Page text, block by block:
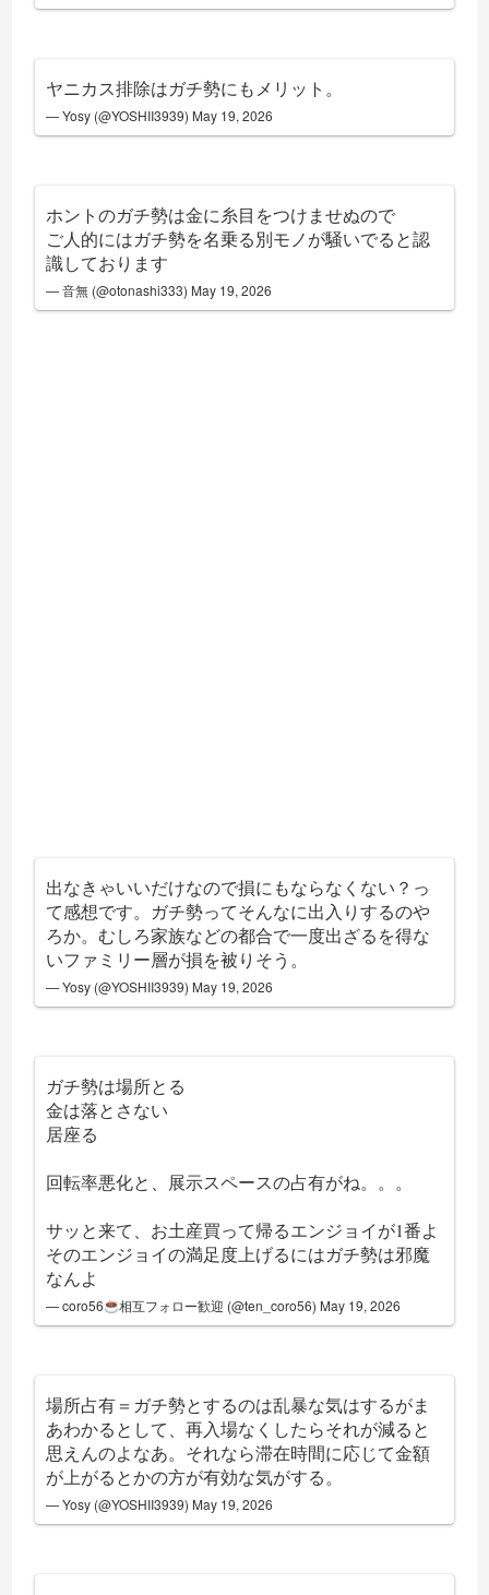
ヤニカス排除はガチ勢にもメリット。
— Yosy (@YOSHII3939) May 19, 2026
ホントのガチ勢は金に糸目をつけませぬので
ご人的にはガチ勢を名乗る別モノが騒いでると認
識しております
— 音無 (@otonashi333) May 19, 2026
出なきゃいいだけなので損にもならなくない？っ
て感想です。ガチ勢ってそんなに出入りするのや
ろか。むしろ家族などの都合で一度出ざるを得な
いファミリー層が損を被りそう。
— Yosy (@YOSHII3939) May 19, 2026
ガチ勢は場所とる
金は落とさない
居座る
回転率悪化と、展示スペースの占有がね。。。
サッと来て、お土産買って帰るエンジョイが1番よ
そのエンジョイの満足度上げるにはガチ勢は邪魔
なんよ
— coro56 相互フォロー歓迎 (@ten_coro56) May 19, 2026
場所占有＝ガチ勢とするのは乱暴な気はするがま
あわかるとして、再入場なくしたらそれが減ると
思えんのよなあ。それなら滞在時間に応じて金額
が上がるとかの方が有効な気がする。
— Yosy (@YOSHII3939) May 19, 2026